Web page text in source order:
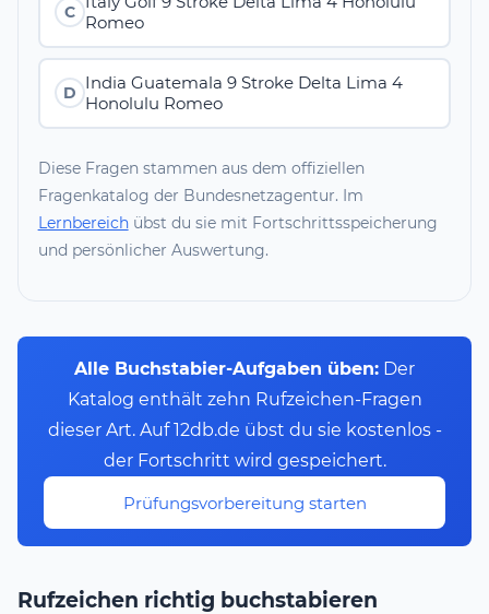
C
Romeo
D
India Guatemala 9 Stroke Delta Lima 4
Honolulu Romeo
Diese Fragen stammen aus dem offiziellen
Fragenkatalog der Bundesnetzagentur. Im
Lernbereichübst du sie mit Fortschrittsspeicherung
und persönlicher Auswertung.
Alle Buchstabier-Aufgaben üben: Der
Katalog enthält zehn Rufzeichen-Fragen
dieser Art. Auf 12db.de übst du sie kostenlos -
der Fortschritt wird gespeichert.
Prüfungsvorbereitung starten
Rufzeichen richtig buchstabieren